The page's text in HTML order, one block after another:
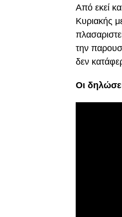
Από εκεί
Κυριακής
την
δεν
Οι